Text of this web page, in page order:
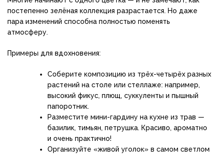
постепенно зелёная коллекция разрастается. Но даже
пара изменений способна полностью поменять
атмосферу.
Примеры для вдохновения:
Соберите композицию из трёх-четырёх разных
растений на столе или стеллаже: например,
высокий фикус, плющ, суккуленты и пышный
папоротник.
Разместите мини-гардину на кухне из трав —
базилик, тимьян, петрушка. Красиво, ароматно
и очень практично!
Организуйте «живой уголок» в самом светлом